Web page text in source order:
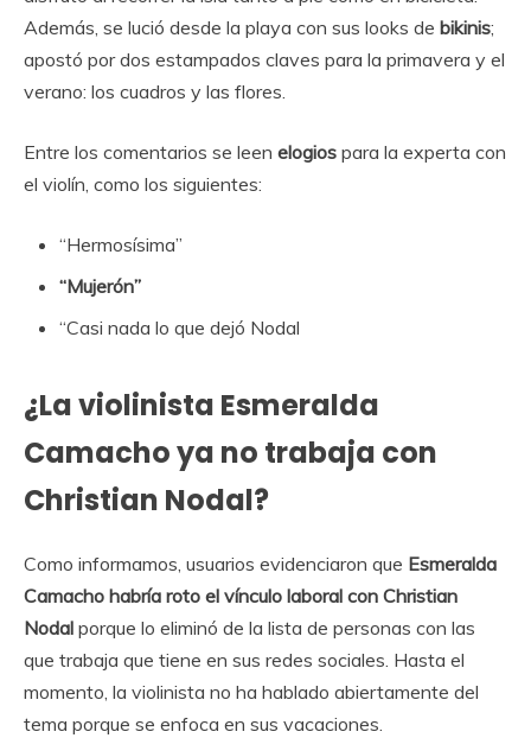
Además, se lució desde la playa con sus looks de bikinis;
apostó por dos estampados claves para la primavera y el
verano: los cuadros y las flores.
Entre los comentarios se leen elogios para la experta con
el violín, como los siguientes:
“Hermosísima”
“Mujerón”
“Casi nada lo que dejó Nodal
¿La violinista Esmeralda
Camacho ya no trabaja con
Christian Nodal?
Como informamos, usuarios evidenciaron que Esmeralda
Camacho habría roto el vínculo laboral con Christian
Nodal porque lo eliminó de la lista de personas con las
que trabaja que tiene en sus redes sociales. Hasta el
momento, la violinista no ha hablado abiertamente del
tema porque se enfoca en sus vacaciones.